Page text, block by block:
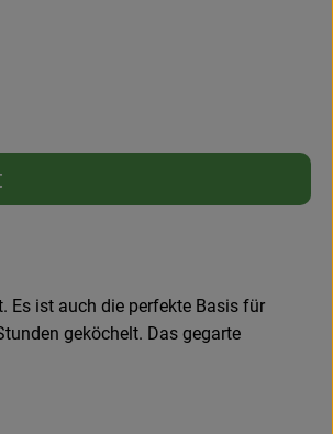
Es ist auch die perfekte Basis für
geköchelt. Das gegarte